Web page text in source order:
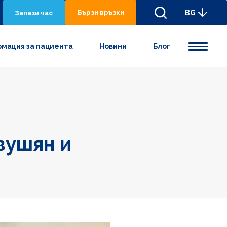
Запази час Бързи връзки BG
за пациента Новини Блог
и